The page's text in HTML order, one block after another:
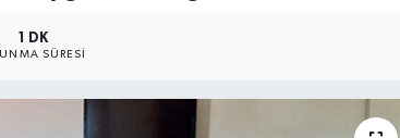
1 DK
SÜRESI